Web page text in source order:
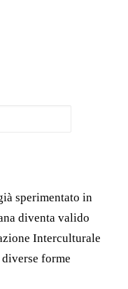
Bisalta (CN)
Unesco,
sperimentato in
diventa valido
Interculturale
forme